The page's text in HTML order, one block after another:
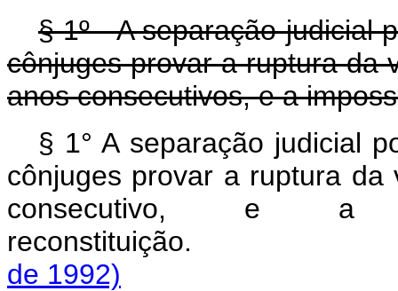
§ 1º - A separação judicial
cônjuges provar a ruptura da
anos consecutivos, e a
§ 1° A separação judicial
cônjuges provar a ruptura
consecutivo, e a
de 1992)